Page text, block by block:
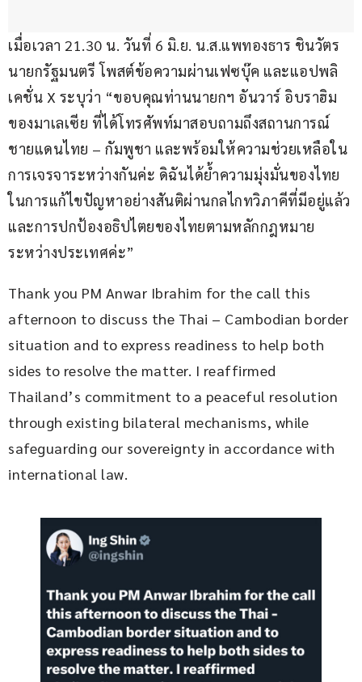
เมื่อเวลา 21.30 น. วันที่ 6 มิ.ย. น.ส.แพทองธาร ชินวัตร
นายกรัฐมนตรี โพสต์ข้อความผ่านเฟซบุ๊ค และแอปพลิ
เคชั่น X ระบุว่า “ขอบคุณท่านนายกฯ อันวาร์ อิบราฮิม
ของมาเลเซีย ที่ได้โทรศัพท์มาสอบถามถึงสถานการณ์
ชายแดนไทย – กัมพูชา และพร้อมให้ความช่วยเหลือใน
การเจรจาระหว่างกันค่ะ ดิฉันได้ย้ำความมุ่งมั่นของไทย
ในการแก้ไขปัญหาอย่างสันติผ่านกลไกทวิภาคีที่มีอยู่แล้ว
และการปกป้องอธิปไตยของไทยตามหลักกฎหมาย
ระหว่างประเทศค่ะ”
Thank you PM Anwar Ibrahim for the call this
afternoon to discuss the Thai – Cambodian border
situation and to express readiness to help both
sides to resolve the matter. I reaffirmed
Thailand’s commitment to a peaceful resolution
through existing bilateral mechanisms, while
safeguarding our sovereignty in accordance with
international law.